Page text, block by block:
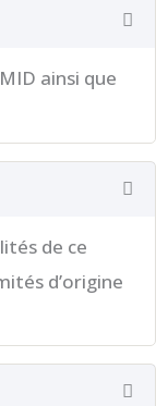
ainsi que
de ce
d’origine